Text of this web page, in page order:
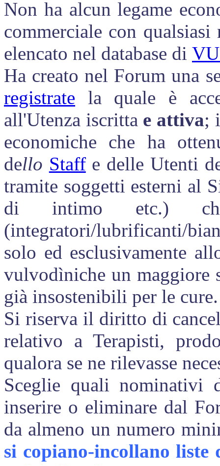
Non ha alcun legame
commerciale con
elencato nel database di
Ha creato nel Forum una
registrate
la quale è
all'Utenza iscritta e attiva;
economiche che ha
dello Staffe delle Utenti
tramite soggetti esterni al
di intimo etc.)
(integratori/lubrificanti/
solo ed esclusivamente
vulvodìniche un maggiore
già insostenibili per le cure.
Si riserva il diritto di
relativo a Terapisti,
qualora se ne rilevasse
Sceglie quali nominativi
inserire o eliminare dal
da almeno un numero
si copiano-incollano